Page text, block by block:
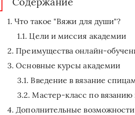
Что такое "Вяжи для души"?
Цели и миссия академии
Преимущества онлайн-
Основные курсы академии
Введение в вязание
Мастер-класс по
Дополнительные